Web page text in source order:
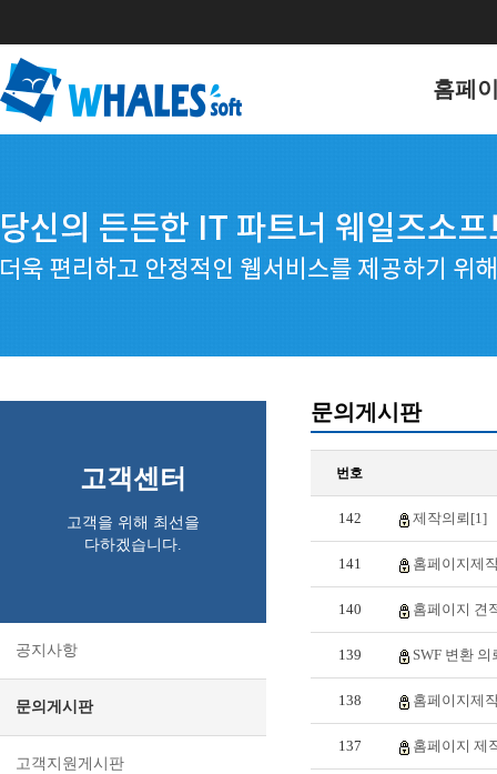
홈페
포트폴
고객센터
고객을 위해 최선을
다하겠습니다.
공지사항
문의게시판
고객지원게시판
문의게시판
번호
142 제작의뢰[1]
141 홈페이지제
140 홈페이지 견
139 SWF 변환 의
138 홈페이지제
137 홈페이지 제